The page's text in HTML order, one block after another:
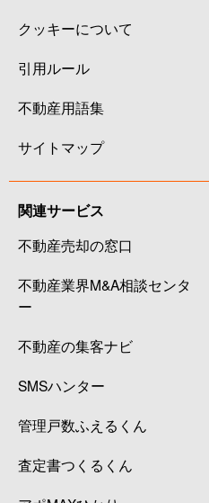
クッキーについて
引用ルール
不動産用語集
サイトマップ
関連サービス
不動産売却の窓口
不動産業界M&A相談センタ
ー
不動産の集客ナビ
SMSハンター
管理戸数ふえるくん
査定書つくるくん